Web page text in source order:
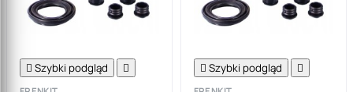
 Szybki podgląd   Szybki podgląd 